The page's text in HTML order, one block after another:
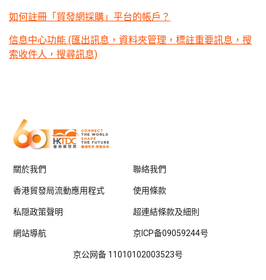
如何註冊「貿發網採購」平台的帳戶？
信息中心功能 (匯出訊息，資料夾管理，標註重要訊息，搜
索收件人，搜尋訊息)
關於我們 聯絡我們
香港貿發局流動應用程式 使用條款
私隠政策聲明 超連結條款及細則
網站導航 京ICP备09059244号
京公网备 11010102003523号